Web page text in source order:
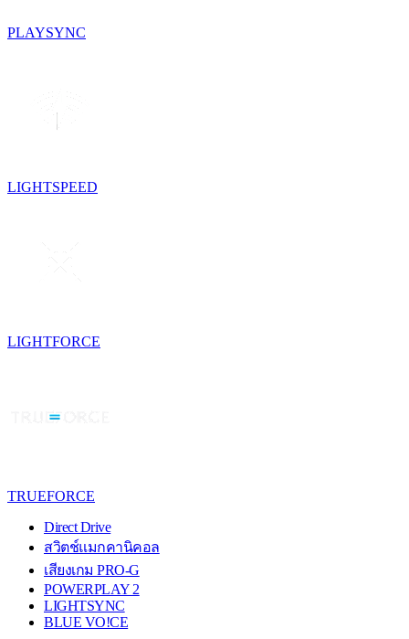
PLAYSYNC
LIGHTSPEED
LIGHTFORCE
TRUEFORCE
Direct Drive
สวิตช์แมกคานิคอล
เสียงเกม PRO-G
POWERPLAY 2
LIGHTSYNC
BLUE VO!CE